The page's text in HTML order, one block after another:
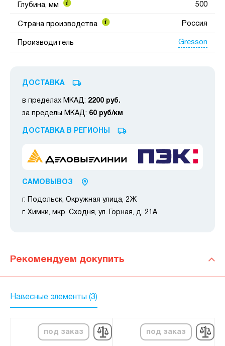
Глубина, мм 500
Страна производства Россия
Производитель Gresson
ДОСТАВКА
в пределах МКАД: 2200 руб.
за пределы МКАД: 60 руб/км
ДОСТАВКА В РЕГИОНЫ
САМОВЫВОЗ
г. Подольск, Окружная улица, 2Ж
г. Химки, мкр. Сходня, ул. Горная, д. 21А
Рекомендуем докупить
Навесные элементы (3)
под заказ под заказ